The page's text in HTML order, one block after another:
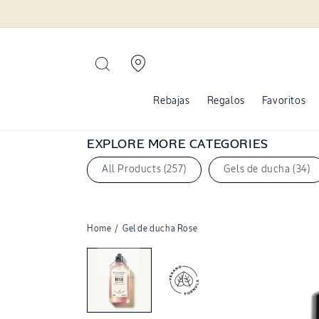
Rebajas Regalos Favoritos
EXPLORE MORE CATEGORIES
All Products (257) Gels de ducha (34)
Home / Gel de ducha Rose